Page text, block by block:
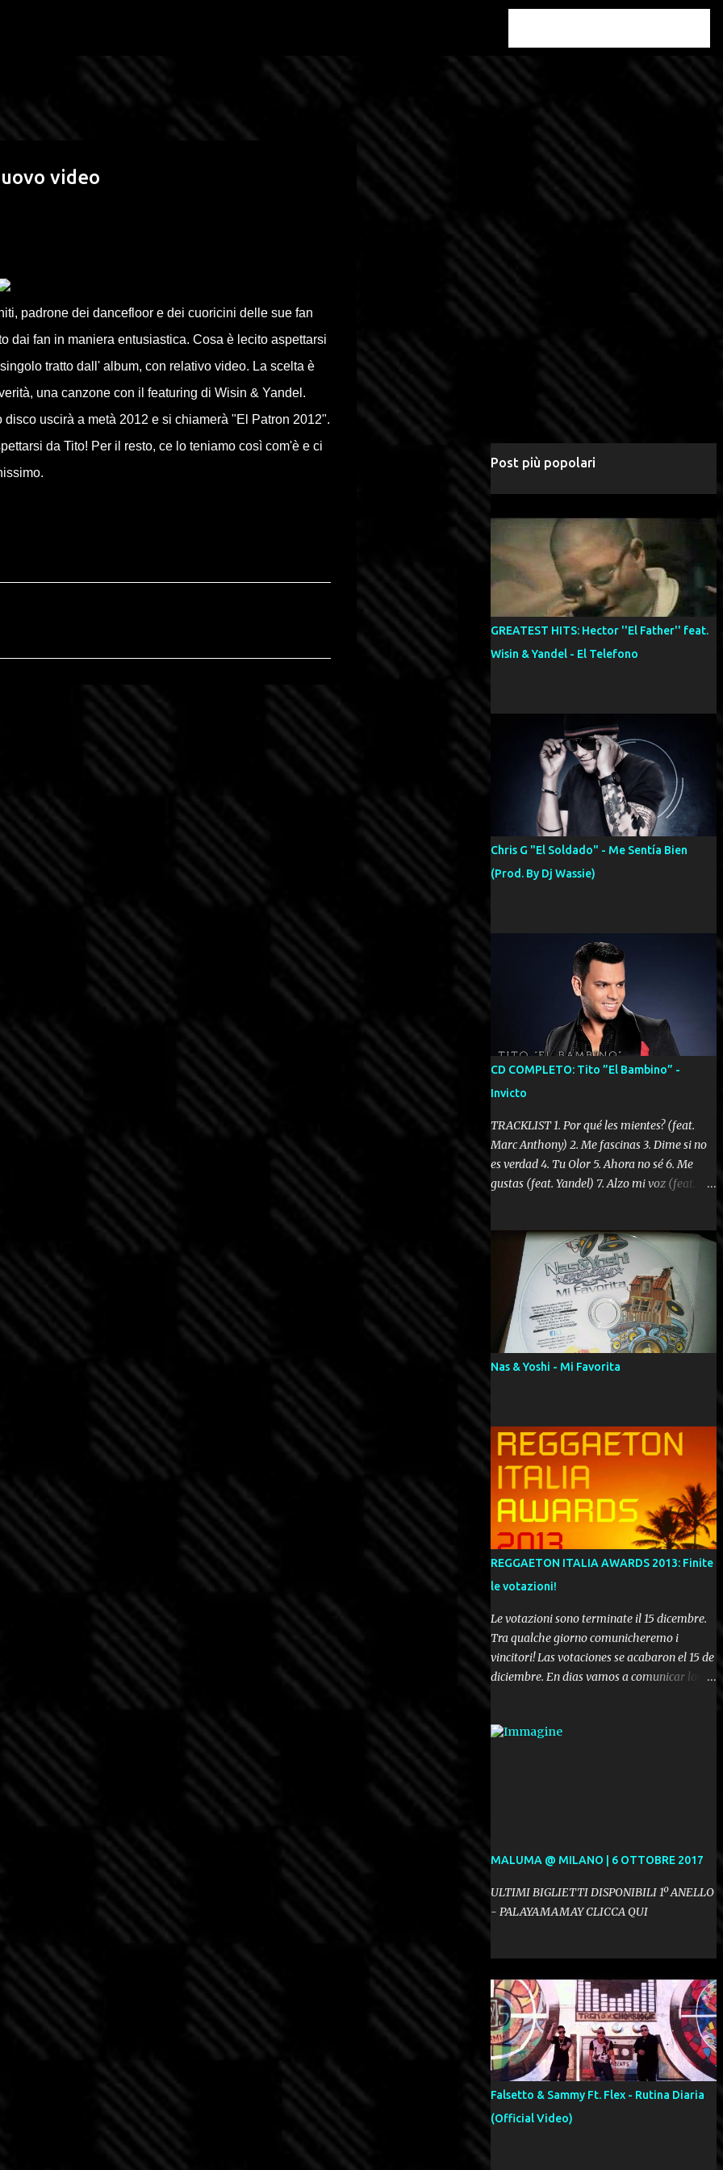
video
padrone dei dancefloor e dei cuoricini delle sue fan
dai fan in maniera entusiastica. Cosa è lecito aspettarsi
tratto dall' album, con relativo video. La scelta è
una canzone con il featuring di Wisin & Yandel.
uscirà a metà 2012 e si chiamerà "El Patron 2012".
da Tito! Per il resto, ce lo teniamo così com'è e ci
Post più popolari
GREATEST HITS: Hector ''El Father'' feat.
Wisin & Yandel - El Telefono
Chris G "El Soldado" - Me Sentía Bien
(Prod. By Dj Wassie)
CD COMPLETO: Tito ”El Bambino” -
Invicto
TRACKLIST 1. Por qué les mientes? (feat.
Marc Anthony) 2. Me fascinas 3. Dime si no
es verdad 4. Tu Olor 5. Ahora no sé 6. Me
gustas (feat. Yandel) 7. Alzo mi voz (feat.
Dame la ola (feat. Tito Nieves) [Salsa
Version] 12. Dámelo 13. Dame la ola 14. ¿Por
qué les mientes? (feat. Marc Anthony)
[Radio Version] 15. Digital Booklet – Invicto
----------------------------- Nota:
Album proposto al massimo della qualità in
formato iTunes Plus AAC M4A; comprato su
Nas & Yoshi - Mi Favorita
REGGAETON ITALIA AWARDS 2013: Finite
le votazioni!
Le votazioni sono terminate il 15 dicembre.
Tra qualche giorno comunicheremo i
vincitori! Las votaciones se acabaron el 15 de
diciembre. En dias vamos a comunicar los
MALUMA @ MILANO | 6 OTTOBRE 2017
ULTIMI BIGLIETTI DISPONIBILI 1º ANELLO
- PALAYAMAMAY CLICCA QUI
Falsetto & Sammy Ft. Flex - Rutina Diaria
(Official Video)